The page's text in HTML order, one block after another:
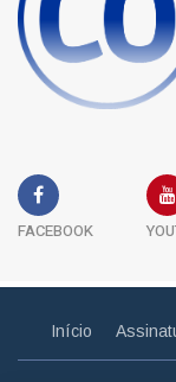
FACEBOOK
Início